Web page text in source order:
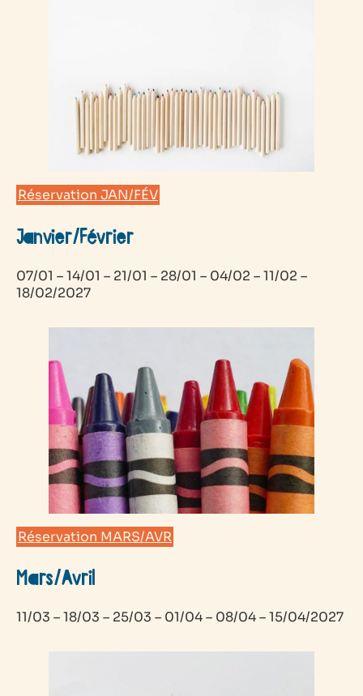
Réservation JAN/FÉV
Janvier/Février
07/01 – 14/01 – 21/01 – 28/01 – 04/02 – 11/02 –
18/02/2027
Réservation MARS/AVR
Mars/Avril
11/03 – 18/03 – 25/03 – 01/04 – 08/04 – 15/04/2027